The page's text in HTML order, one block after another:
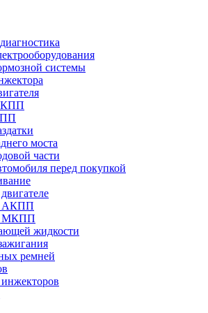
системы
моста
части
перед покупкой
АКПП
МКПП
жидкости
ремней